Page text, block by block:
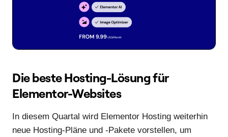
Die beste Hosting-Lösung für
Elementor-Websites
In diesem Quartal wird Elementor Hosting weiterhin
neue Hosting-Pläne und -Pakete vorstellen, um